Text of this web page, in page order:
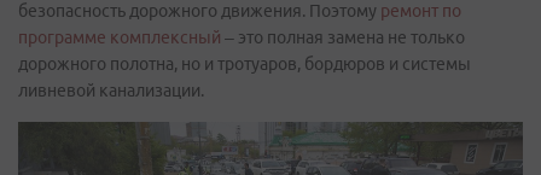
безопасность дорожного движения. Поэтому ремонт по
программе комплексный – это полная замена не только
дорожного полотна, но и тротуаров, бордюров и системы
ливневой канализации.